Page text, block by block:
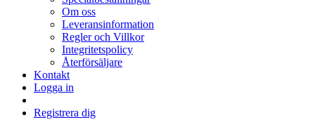
Om oss
Leveransinformation
Regler och Villkor
Integritetspolicy
Återförsäljare
Kontakt
Logga in
Registrera dig